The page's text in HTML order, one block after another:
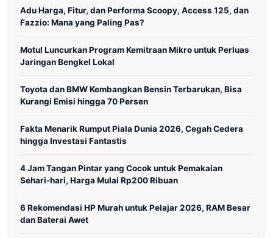
Adu Harga, Fitur, dan Performa Scoopy, Access 125, dan
Fazzio: Mana yang Paling Pas?
Motul Luncurkan Program Kemitraan Mikro untuk Perluas
Jaringan Bengkel Lokal
Toyota dan BMW Kembangkan Bensin Terbarukan, Bisa
Kurangi Emisi hingga 70 Persen
Fakta Menarik Rumput Piala Dunia 2026, Cegah Cedera
hingga Investasi Fantastis
4 Jam Tangan Pintar yang Cocok untuk Pemakaian
Sehari-hari, Harga Mulai Rp200 Ribuan
6 Rekomendasi HP Murah untuk Pelajar 2026, RAM Besar
dan Baterai Awet